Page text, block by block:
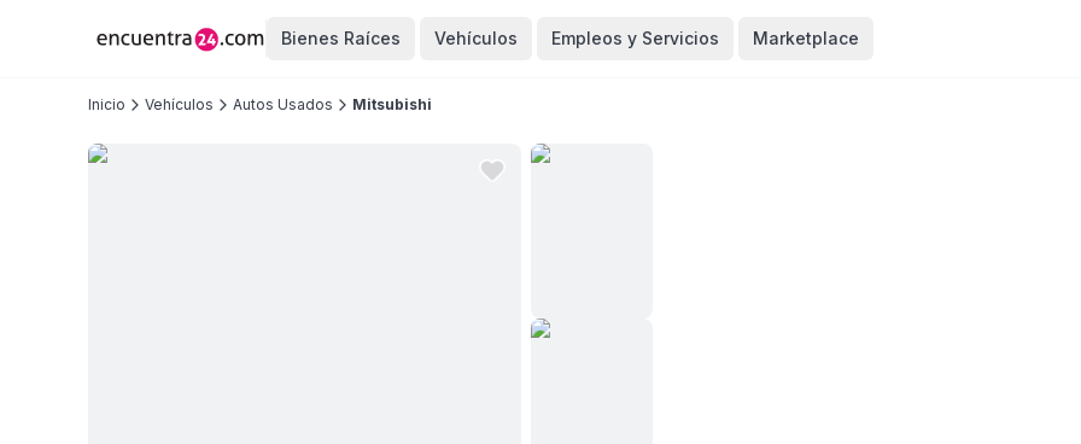
Bienes Raíces Vehículos Empleos y Servicios Marketplace
Inicio Vehículos Autos Usados Mitsubishi